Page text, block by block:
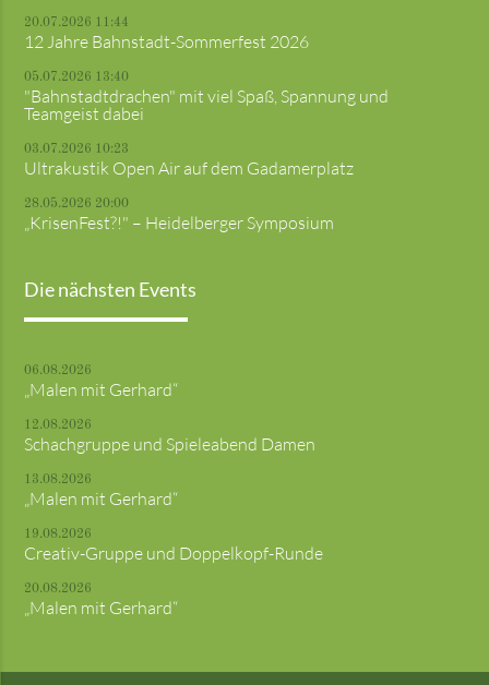
20.07.2026 11:44
12 Jahre Bahnstadt-Sommerfest 2026
05.07.2026 13:40
"Bahnstadtdrachen" mit viel Spaß, Spannung und
Teamgeist dabei
03.07.2026 10:23
Ultrakustik Open Air auf dem Gadamerplatz
28.05.2026 20:00
„KrisenFest?!" – Heidelberger Symposium
Die nächsten Events
06.08.2026
„Malen mit Gerhard“
12.08.2026
Schachgruppe und Spieleabend Damen
13.08.2026
„Malen mit Gerhard“
19.08.2026
Creativ-Gruppe und Doppelkopf-Runde
20.08.2026
„Malen mit Gerhard“